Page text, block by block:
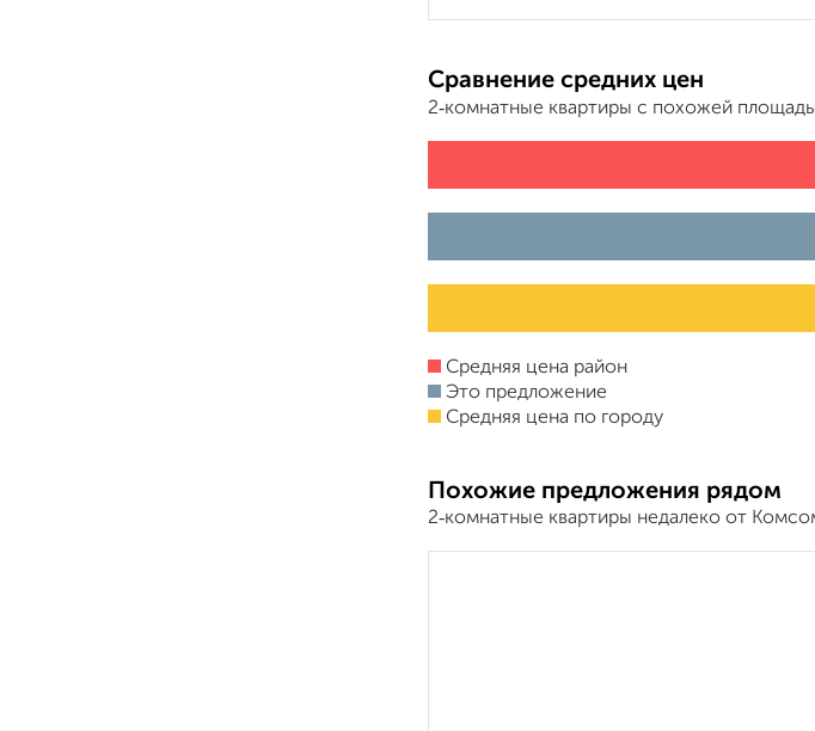
Сравнение средних цен
2‑комнатные квартиры с похожей
Средняя цена район
Это предложение
Средняя цена по городу
Похожие предложения рядом
2‑комнатные квартиры недалеко от